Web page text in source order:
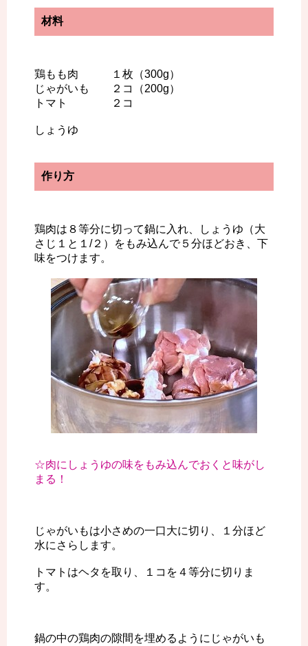
材料
鶏もも肉 １枚（300g）
じゃがいも ２コ（200g）
トマト ２コ
しょうゆ
作り方
鶏肉は８等分に切って鍋に入れ、しょうゆ（大
さじ１と１/２）をもみ込んで５分ほどおき、下
味をつけます。
☆肉にしょうゆの味をもみ込んでおくと味がし
まる！
じゃがいもは小さめの一口大に切り、１分ほど
水にさらします。
トマトはヘタを取り、１コを４等分に切りま
す。
鍋の中の鶏肉の隙間を埋めるようにじゃがいも